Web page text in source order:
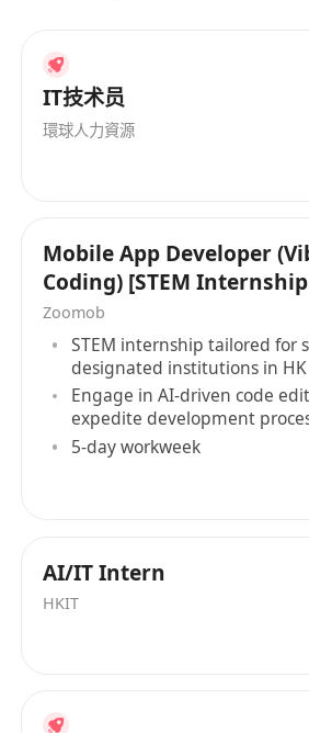
产品性能；
(6) 负责相关技术专利的整理和起
职位要求：
(1) 本科及以上学历，计算机、
(3) 掌握C/C++/Python，具备嵌
算法部署经验；
(4) 熟悉信号处理和数据分析（
换、多维度时序信号等）；
(5) 熟悉机器学习框架和 ML 相关
用经验；
(6) 具备中英文书面及普通话口语
须持有或能在入职前获取在
● 参加过Robocon/RoboMaster
● 具有完整产品开发流程经验者；
为什么加入我们：
IT技术员
環球人力資源
Mobile App Developer
Coding) [STEM
Zoomob
STEM internship tailored for
designated institutions in HK
Engage in AI-driven code
expedite development
5-day workweek
AI/IT Intern
HKIT